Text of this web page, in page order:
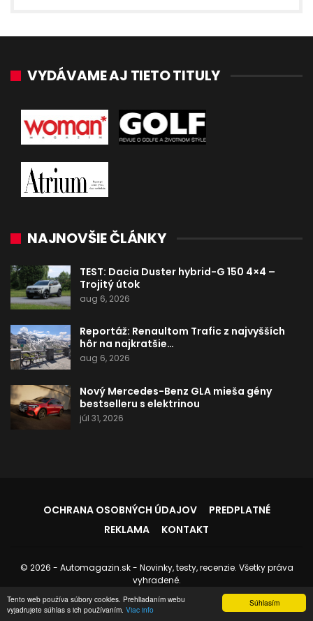
Súhlasím
Tento web používa súbory cookies. Prehliadaním webu
vyjadrujete súhlas s ich používaním. Viac info
VYDÁVAME AJ TIETO TITULY
NAJNOVŠIE ČLÁNKY
TEST: Dacia Duster hybrid-G 150 4×4 –
Trojitý útok
aug 6, 2026
Reportáž: Renaultom Trafic z najvyšších
hôr na najkratšie…
aug 6, 2026
Nový Mercedes-Benz GLA mieša gény
bestselleru s elektrinou
júl 31, 2026
OCHRANA OSOBNÝCH ÚDAJOV
PREDPLATNÉ
REKLAMA
KONTAKT
© 2026 - Automagazin.sk - Novinky, testy, recenzie. Všetky práva
vyhradené.
Stránku spravuje:Instedo.com